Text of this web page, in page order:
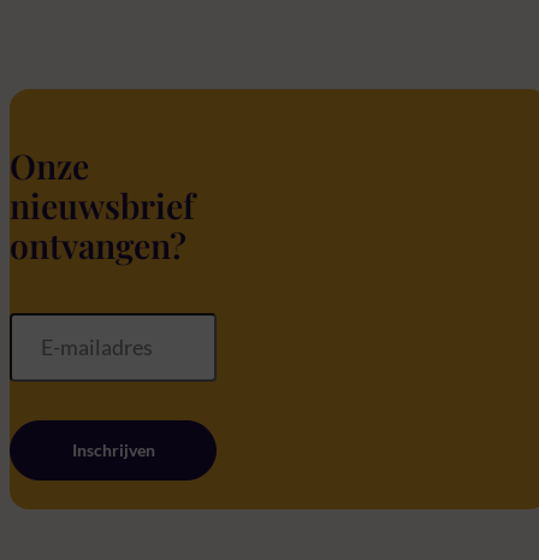
Onze
nieuwsbrief
ontvangen?
Inschrijven